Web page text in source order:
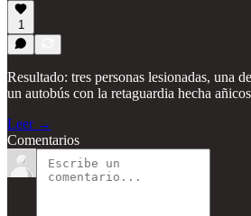
1
Resultado: tres personas lesionadas, una
un autobús con la retaguardia hecha
Leer →
Comentarios